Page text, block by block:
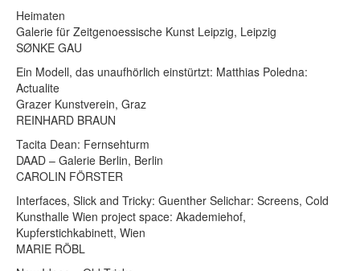
Heimaten
Galerie für Zeitgenoessische Kunst Leipzig, Leipzig
SØNKE GAU
Ein Modell, das unaufhörlich einstürtzt: Matthias Poledna:
Actualite
Grazer Kunstverein, Graz
REINHARD BRAUN
Tacita Dean: Fernsehturm
DAAD – Galerie Berlin, Berlin
CAROLIN FÖRSTER
Interfaces, Slick and Tricky: Guenther Selichar: Screens, Cold
Kunsthalle Wien project space: Akademiehof,
Kupferstichkabinett, Wien
MARIE RÖBL